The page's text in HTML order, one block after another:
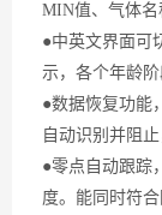
MIN值、气体名
●中英文界面可
示，各个年龄
●数据恢复功能
自动识别并阻
●零点自动跟踪
度。能同时符